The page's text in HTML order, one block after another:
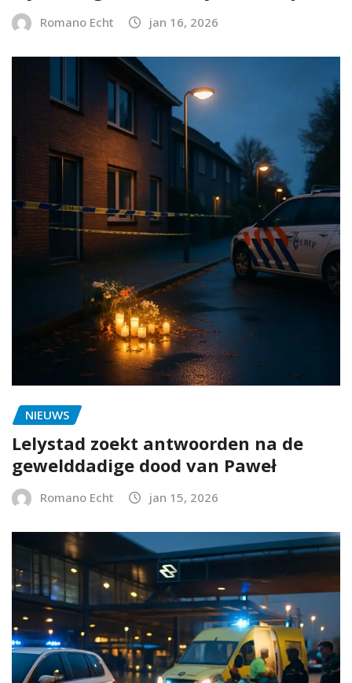
Romano Echt jan 16, 2026
NIEUWS
Lelystad zoekt antwoorden na de
gewelddadige dood van Paweł
Romano Echt jan 15, 2026